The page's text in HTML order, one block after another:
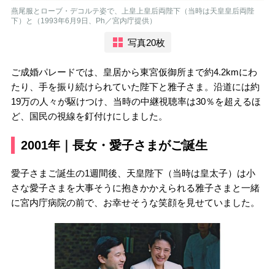
燕尾服とローブ・デコルテ姿で、上皇上皇后両陛下（当時は天皇皇后両陛
下）と（1993年6月9日、Ph／宮内庁提供）
写真20枚
ご成婚パレードでは、皇居から東宮仮御所まで約4.2kmにわ
たり、手を振り続けられていた陛下と雅子さま。沿道には約
19万の人々が駆けつけ、当時の中継視聴率は30％を超えるほ
ど、国民の視線を釘付けにしました。
2001年｜長女・愛子さまがご誕生
愛子さまご誕生の1週間後、天皇陛下（当時は皇太子）は小
さな愛子さまを大事そうに抱きかかえられる雅子さまと一緒
に宮内庁病院の前で、お幸せそうな笑顔を見せていました。